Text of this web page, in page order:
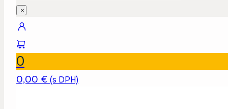
×
0
0,00 € (s DPH)